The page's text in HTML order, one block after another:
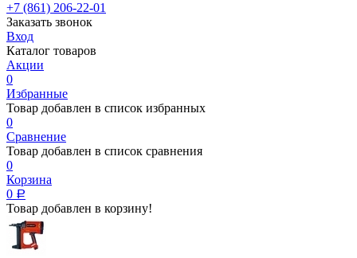
+7 (861) 206-22-01
Заказать звонок
Вход
Каталог товаров
Акции
0
Избранные
Товар добавлен в список избранных
0
Сравнение
Товар добавлен в список сравнения
0
Корзина
0 Р
Товар добавлен в корзину!